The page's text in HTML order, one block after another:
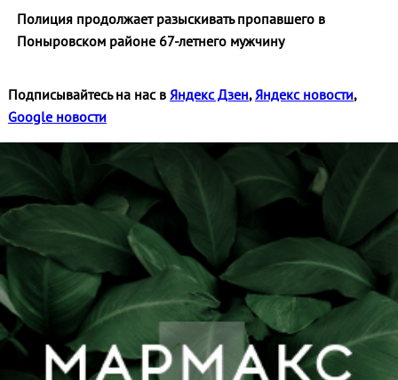
Полиция продолжает разыскивать пропавшего в
Поныровском районе 67-летнего мужчину
Подписывайтесь на нас в Яндекс Дзен, Яндекс новости,
Google новости